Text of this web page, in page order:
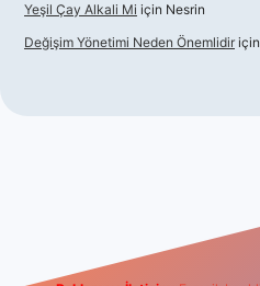
Yeşil Çay Alkali Mi için Nesrin
Değişim Yönetimi Neden Önemlidir için